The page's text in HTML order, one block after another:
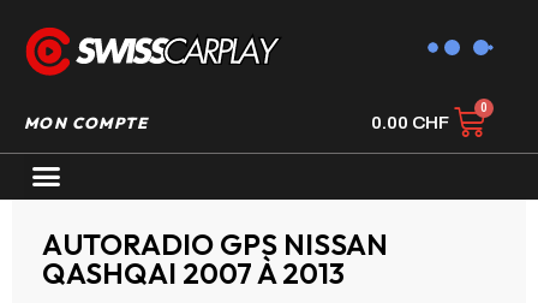
MON COMPTE 0.00 CHF
AUTORADIO GPS NISSAN
QASHQAI 2007 À 2013